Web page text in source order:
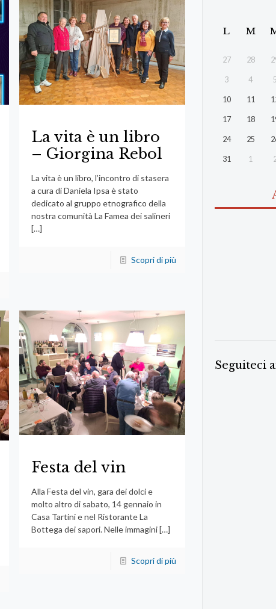
La vita è un libro
– Giorgina Rebol
La vita è un libro, l’incontro di stasera
a cura di Daniela Ipsa è stato
dedicato al gruppo etnografico della
nostra comunità La Famea dei salineri
[…]
Scopri di più
Festa del vin
Alla Festa del vin, gara dei dolci e
molto altro di sabato, 14 gennaio in
Casa Tartini e nel Ristorante La
Bottega dei sapori. Nelle immagini[…]
Scopri di più
L M
27 28
3 4 5
10 11
17 18
24 25
31 1
Seguiteci